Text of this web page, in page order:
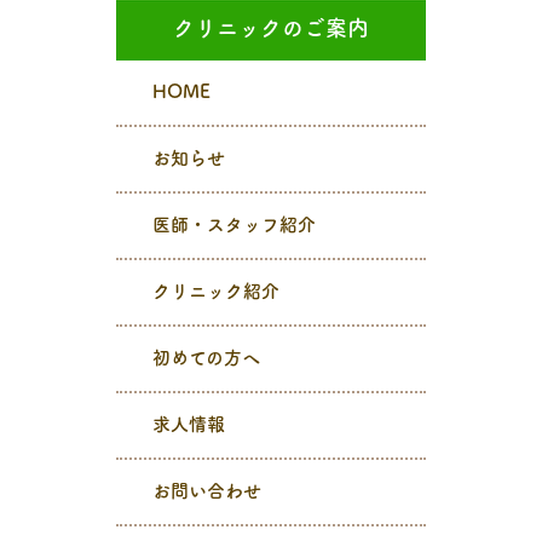
クリニックのご案内
HOME
お知らせ
医師・スタッフ紹介
クリニック紹介
初めての方へ
求人情報
お問い合わせ